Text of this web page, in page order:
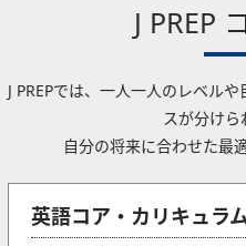
J PREP
J PREPでは、一人一人のレベル
スが分けら
自分の将来に合わせた最
英語コア・カリキュラ